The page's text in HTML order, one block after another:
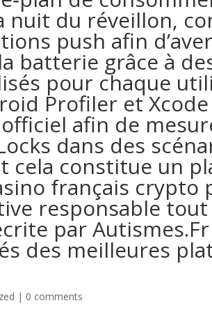
nuit du réveillon,
push afin
batterie grâce à
pour chaque
Profiler et
afin de
dans des
cela constitue un
français crypto
responsable
par
des meilleures
| 0 comments